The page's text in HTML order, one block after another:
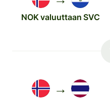
NOK valuuttaan SVC
→